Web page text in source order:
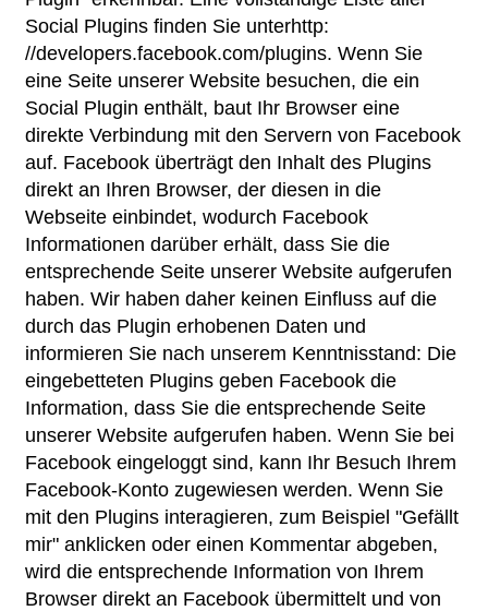
Social Plugins finden Sie unterhttp:
//developers.facebook.com/plugins. Wenn Sie
eine Seite unserer Website besuchen, die ein
Social Plugin enthält, baut Ihr Browser eine
direkte Verbindung mit den Servern von Facebook
auf. Facebook überträgt den Inhalt des Plugins
direkt an Ihren Browser, der diesen in die
Webseite einbindet, wodurch Facebook
Informationen darüber erhält, dass Sie die
entsprechende Seite unserer Website aufgerufen
haben. Wir haben daher keinen Einfluss auf die
durch das Plugin erhobenen Daten und
informieren Sie nach unserem Kenntnisstand: Die
eingebetteten Plugins geben Facebook die
Information, dass Sie die entsprechende Seite
unserer Website aufgerufen haben. Wenn Sie bei
Facebook eingeloggt sind, kann Ihr Besuch Ihrem
Facebook-Konto zugewiesen werden. Wenn Sie
mit den Plugins interagieren, zum Beispiel "Gefällt
mir" anklicken oder einen Kommentar abgeben,
wird die entsprechende Information von Ihrem
Browser direkt an Facebook übermittelt und von